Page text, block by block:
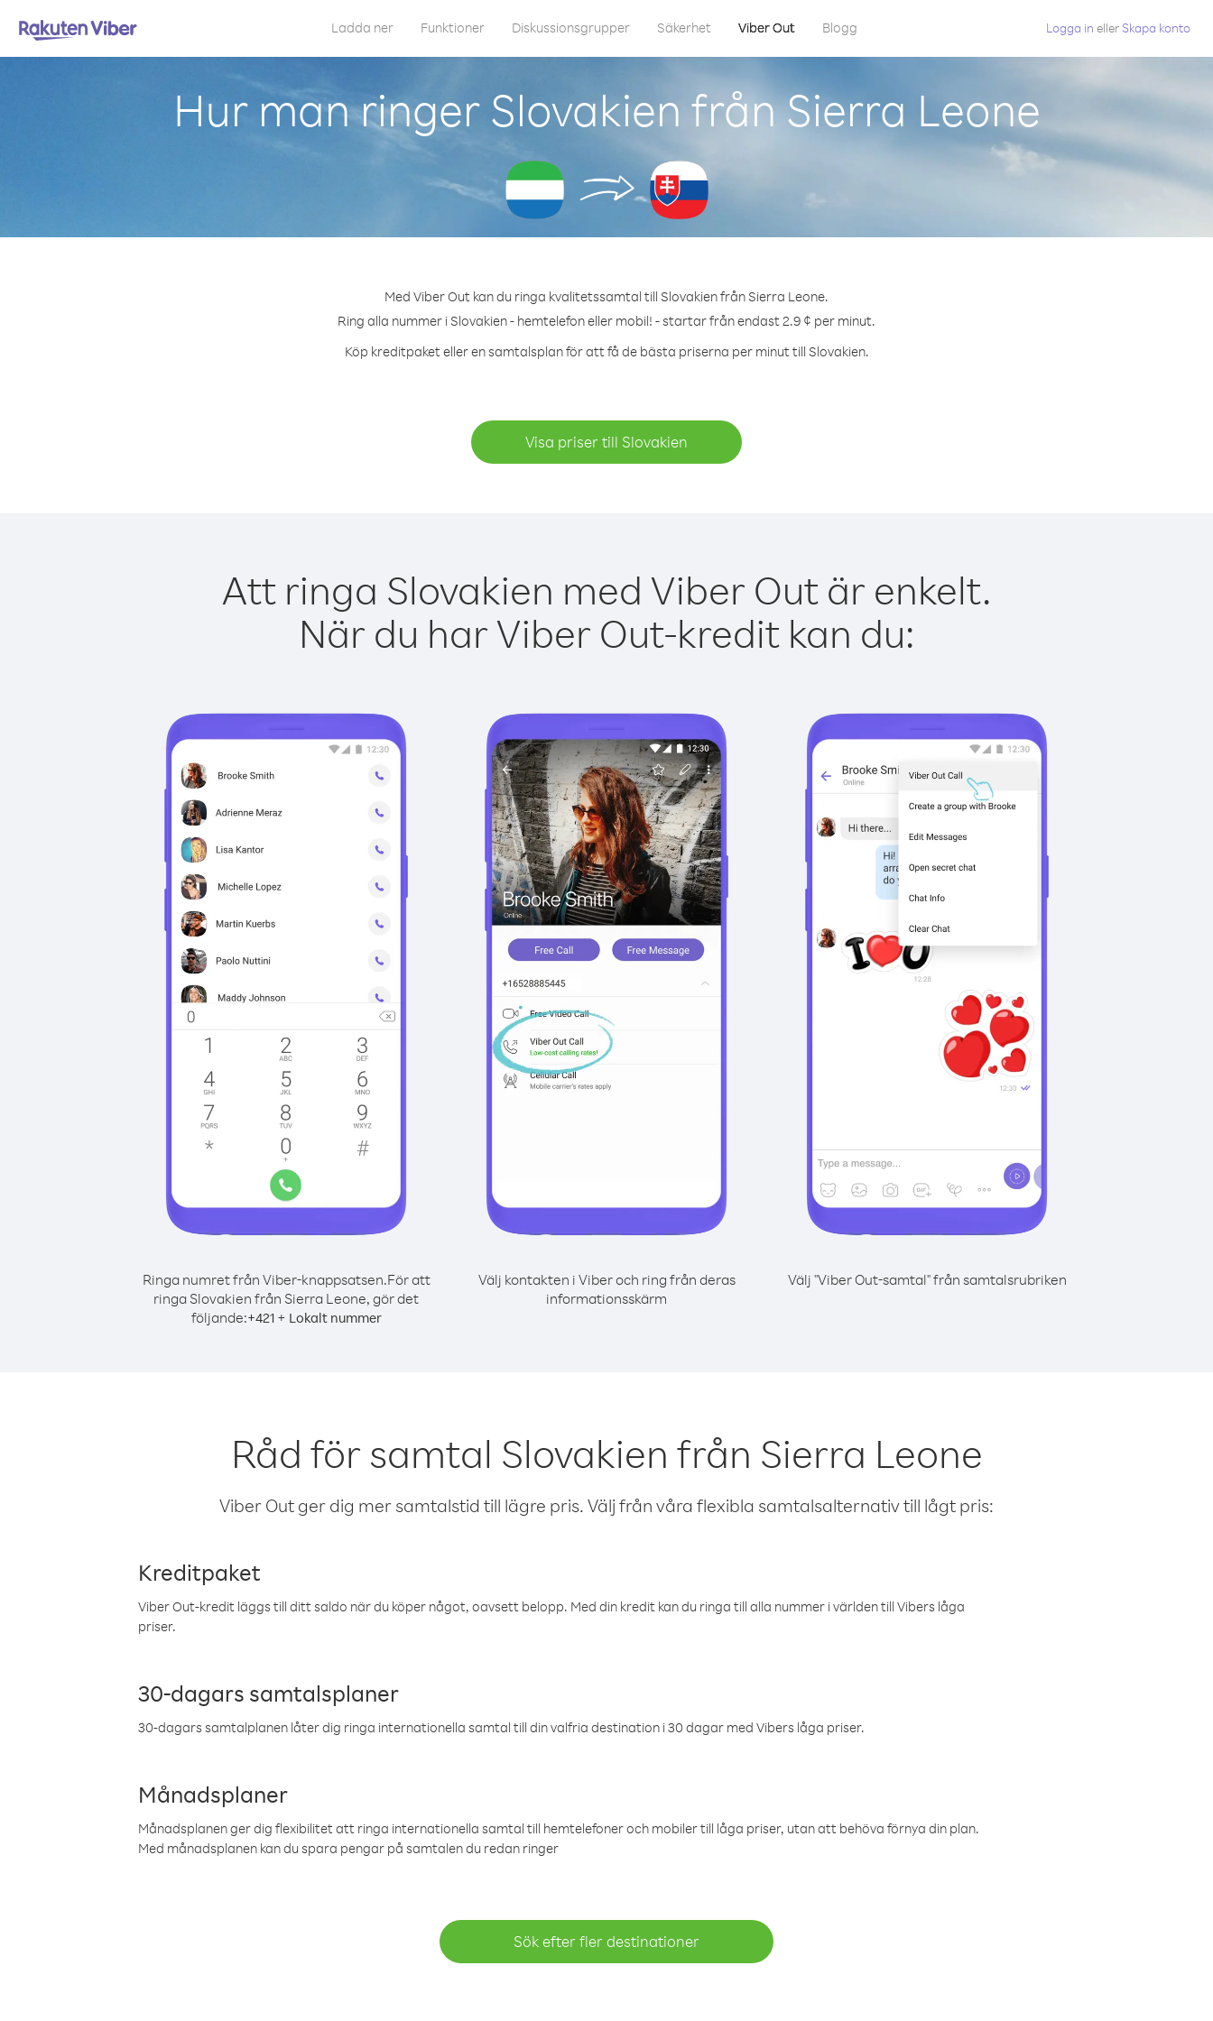
Ladda ner Funktioner Diskussionsgrupper Säkerhet Viber Out Blogg Logga in eller Skapa konto
Hur man ringer Slovakien från Sierra Leone
Med Viber Out kan du ringa kvalitetssamtal till Slovakien från Sierra Leone.
Ring alla nummer i Slovakien - hemtelefon eller mobil! - startar från endast 2.9 ¢ per minut.
Köp kreditpaket eller en samtalsplan för att få de bästa priserna per minut till Slovakien.
Visa priser till Slovakien
Att ringa Slovakien med Viber Out är enkelt.
När du har Viber Out-kredit kan du:
Ringa numret från Viber-knappsatsen.För att
ringa Slovakien från Sierra Leone, gör det
följande:+421+ Lokalt nummer
Välj kontakten i Viber och ring från deras
informationsskärm
Välj "Viber Out-samtal" från samtalsrubriken
Råd för samtal Slovakien från Sierra Leone
Viber Out ger dig mer samtalstid till lägre pris. Välj från våra flexibla samtalsalternativ till lågt pris:
Kreditpaket
Viber Out-kredit läggs till ditt saldo när du köper något, oavsett belopp. Med din kredit kan du ringa till alla nummer i världen till Vibers låga
priser.
30-dagars samtalsplaner
30-dagars samtalplanen låter dig ringa internationella samtal till din valfria destination i 30 dagar med Vibers låga priser.
Månadsplaner
Månadsplanen ger dig flexibilitet att ringa internationella samtal till hemtelefoner och mobiler till låga priser, utan att behöva förnya din plan.
Med månadsplanen kan du spara pengar på samtalen du redan ringer
Sök efter fler destinationer